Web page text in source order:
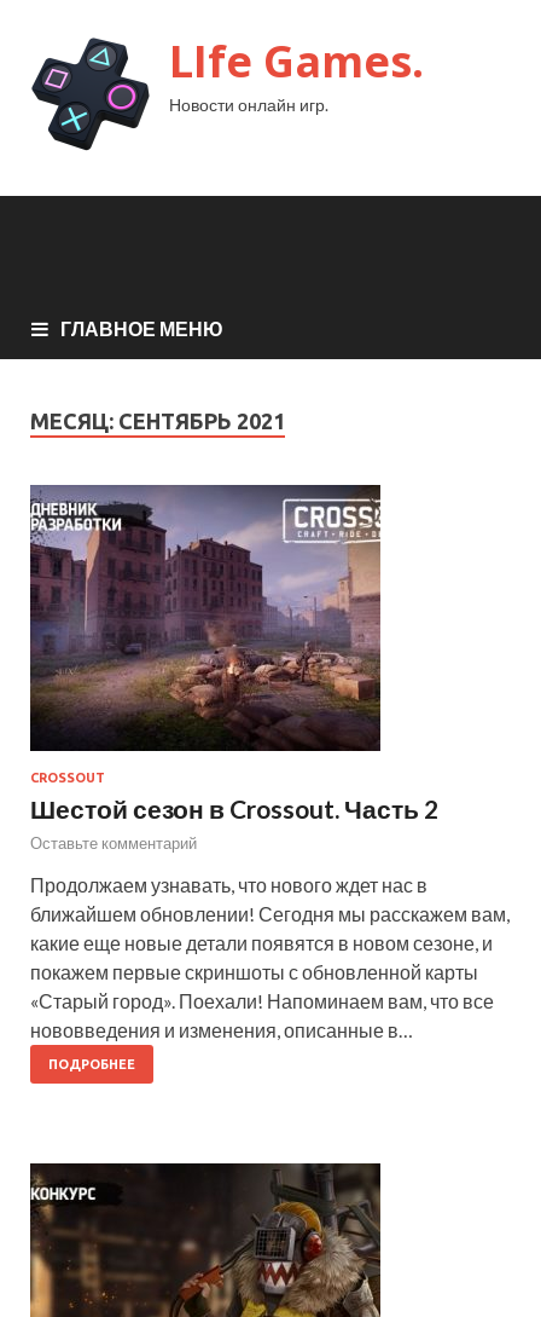
LIfe Games.
Новости онлайн игр.
ГЛАВНОЕ МЕНЮ
МЕСЯЦ: СЕНТЯБРЬ 2021
CROSSOUT
Шестой сезон в Crossout. Часть 2
Оставьте комментарий
Продолжаем узнавать, что нового ждет нас в
ближайшем обновлении! Сегодня мы расскажем вам,
какие еще новые детали появятся в новом сезоне, и
покажем первые скриншоты с обновленной карты
«Старый город». Поехали! Напоминаем вам, что все
нововведения и изменения, описанные в…
ПОДРОБНЕЕ